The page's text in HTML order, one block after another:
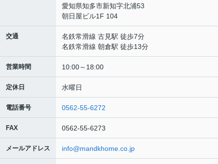
愛知県知多市新知字北浦53
朝日屋ビル1F 104
交通
名鉄常滑線 古見駅 徒歩7分
名鉄常滑線 朝倉駅 徒歩13分
営業時間 10:00～18:00
定休日 水曜日
電話番号 0562-55-6272
FAX 0562-55-6273
メールアドレス info@mandkhome.co.jp